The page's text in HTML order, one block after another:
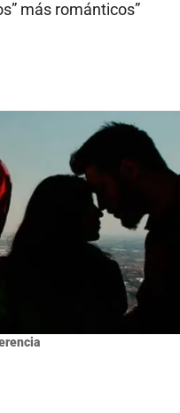
más románticos”